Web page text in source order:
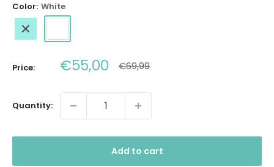
Color: White
Turquoise
Price: Sale
price
€55,00 Regular
price
€69,99
Quantity:
Add to cart